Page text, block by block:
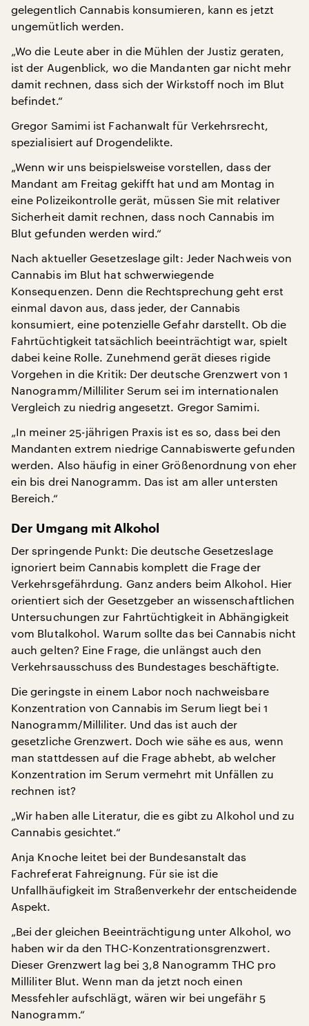
gelegentlich Cannabis konsumieren, kann es jetzt
ungemütlich werden.
„Wo die Leute aber in die Mühlen der Justiz geraten,
ist der Augenblick, wo die Mandanten gar nicht mehr
damit rechnen, dass sich der Wirkstoff noch im Blut
befindet.“
Gregor Samimi ist Fachanwalt für Verkehrsrecht,
spezialisiert auf Drogendelikte.
„Wenn wir uns beispielsweise vorstellen, dass der
Mandant am Freitag gekifft hat und am Montag in
eine Polizeikontrolle gerät, müssen Sie mit relativer
Sicherheit damit rechnen, dass noch Cannabis im
Blut gefunden werden wird.“
Nach aktueller Gesetzeslage gilt: Jeder Nachweis von
Cannabis im Blut hat schwerwiegende
Konsequenzen. Denn die Rechtsprechung geht erst
einmal davon aus, dass jeder, der Cannabis
konsumiert, eine potenzielle Gefahr darstellt. Ob die
Fahrtüchtigkeit tatsächlich beeinträchtigt war, spielt
dabei keine Rolle. Zunehmend gerät dieses rigide
Vorgehen in die Kritik: Der deutsche Grenzwert von 1
Nanogramm/Milliliter Serum sei im internationalen
Vergleich zu niedrig angesetzt. Gregor Samimi.
„In meiner 25-jährigen Praxis ist es so, dass bei den
Mandanten extrem niedrige Cannabiswerte gefunden
werden. Also häufig in einer Größenordnung von eher
ein bis drei Nanogramm. Das ist am aller untersten
Bereich.“
Der Umgang mit Alkohol
Der springende Punkt: Die deutsche Gesetzeslage
ignoriert beim Cannabis komplett die Frage der
Verkehrsgefährdung. Ganz anders beim Alkohol. Hier
orientiert sich der Gesetzgeber an wissenschaftlichen
Untersuchungen zur Fahrtüchtigkeit in Abhängigkeit
vom Blutalkohol. Warum sollte das bei Cannabis nicht
auch gelten? Eine Frage, die unlängst auch den
Verkehrsausschuss des Bundestages beschäftigte.
Die geringste in einem Labor noch nachweisbare
Konzentration von Cannabis im Serum liegt bei 1
Nanogramm/Milliliter. Und das ist auch der
gesetzliche Grenzwert. Doch wie sähe es aus, wenn
man stattdessen auf die Frage abhebt, ab welcher
Konzentration im Serum vermehrt mit Unfällen zu
rechnen ist?
„Wir haben alle Literatur, die es gibt zu Alkohol und zu
Cannabis gesichtet.“
Anja Knoche leitet bei der Bundesanstalt das
Fachreferat Fahreignung. Für sie ist die
Unfallhäufigkeit im Straßenverkehr der entscheidende
Aspekt.
„Bei der gleichen Beeinträchtigung unter Alkohol, wo
haben wir da den THC-Konzentrationsgrenzwert.
Dieser Grenzwert lag bei 3,8 Nanogramm THC pro
Milliliter Blut. Wenn man da jetzt noch einen
Messfehler aufschlägt, wären wir bei ungefähr 5
Nanogramm.“